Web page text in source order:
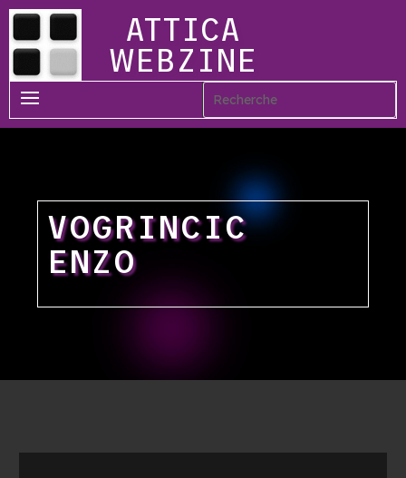
ATTICA
WEBZINE
VOGRINCIC
ENZO